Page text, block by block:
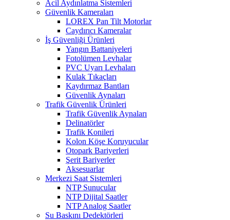
Acil Aydınlatma Sistemleri
Güvenlik Kameraları
LOREX Pan Tilt Motorlar
Caydırıcı Kameralar
İş Güvenliği Ürünleri
Yangın Battaniyeleri
Fotolümen Levhalar
PVC Uyarı Levhaları
Kulak Tıkaçları
Kaydırmaz Bantları
Güvenlik Aynaları
Trafik Güvenlik Ürünleri
Trafik Güvenlik Aynaları
Delinatörler
Trafik Konileri
Kolon Köşe Koruyucular
Otopark Bariyerleri
Şerit Bariyerler
Aksesuarlar
Merkezi Saat Sistemleri
NTP Sunucular
NTP Dijital Saatler
NTP Analog Saatler
Su Baskını Dedektörleri